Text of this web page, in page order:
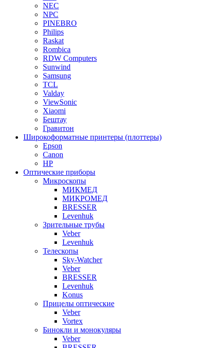
NEC
NPC
PINEBRO
Philips
Raskat
Rombica
RDW Computers
Sunwind
Samsung
TCL
Valday
ViewSonic
Xiaomi
Бештау
Гравитон
Широкоформатные принтеры (плоттеры)
Epson
Canon
HP
Оптические приборы
Микроскопы
МИКМЕД
МИКРОМЕД
BRESSER
Levenhuk
Зрительные трубы
Veber
Levenhuk
Телескопы
Sky-Watcher
Veber
BRESSER
Levenhuk
Konus
Прицелы оптические
Veber
Vortex
Бинокли и монокуляры
Veber